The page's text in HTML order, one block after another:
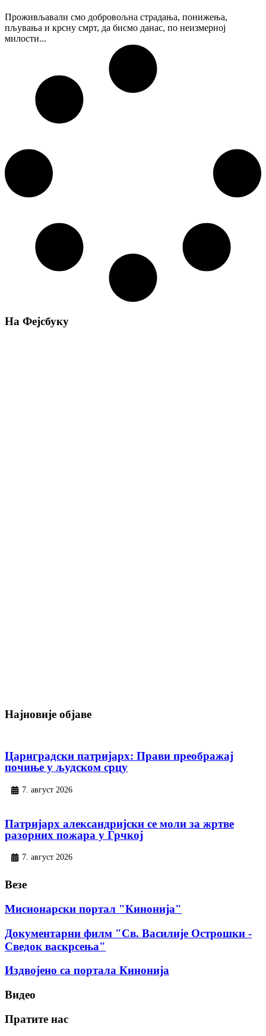
Проживљавали смо добровољна страдања, понижења,
пљувања и крсну смрт, да бисмо данас, по неизмерној
милости...
На Фејсбуку
Најновије објаве
Цариградски патријарх: Прави преображај
почиње у људском срцу
7. август 2026
Патријарх александријски се моли за жртве
разорних пожара у Грчкој
7. август 2026
Везе
Мисионарски портал "Кинонија"
Документарни филм "Св. Василије Острошки -
Сведок васкрсења"
Издвојено са портала Кинонија
Видео
Пратите нас